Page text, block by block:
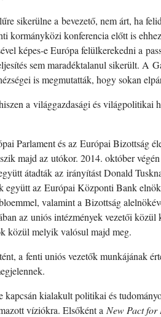
sikerülne a bevezető, nem árt, ha
kormányközi konferencia előtt is
képes-e Európa felülkerekedni a
sem maradéktalanul sikerült. A
is megmutatták, hogy sokan
a világgazdasági és
Parlament és az Európai Bizottság
majd az utókor. 2014. október
átadták az irányítást Donald
az Európai Központi Bank
valamint a Bizottság
az uniós intézmények vezetői
közül melyik valósul majd meg.
a fenti uniós vezetők munkájának
kialakult politikai és
víziókra. Elsőként a New Pact for